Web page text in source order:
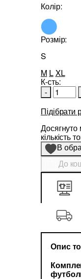
Колір:
Розмір:
S
M LXL
К-сть:
-
Підібрати
кількість
В
До
Опис